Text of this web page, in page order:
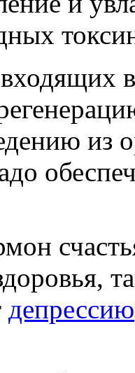
из
депрессию